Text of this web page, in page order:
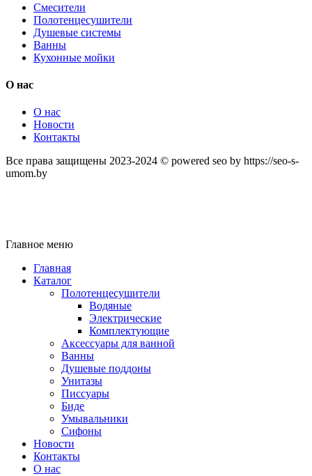
Смесители
Полотенцесушители
Душевые системы
Ванны
Кухонные мойки
О нас
О нас
Новости
Контакты
Все права защищены 2023-2024 © powered seo by https://seo-s-
umom.by
Главное меню
Главная
Каталог
Полотенцесушители
Водяные
Электрические
Комплектующие
Аксессуары для ванной
Ванны
Душевые поддоны
Унитазы
Писсуары
Биде
Умывальники
Сифоны
Новости
Контакты
О нас